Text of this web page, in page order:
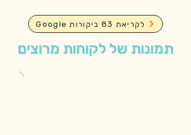
Google לקריאת 83 ביקורות
תמונות של לקוחות מרוצים